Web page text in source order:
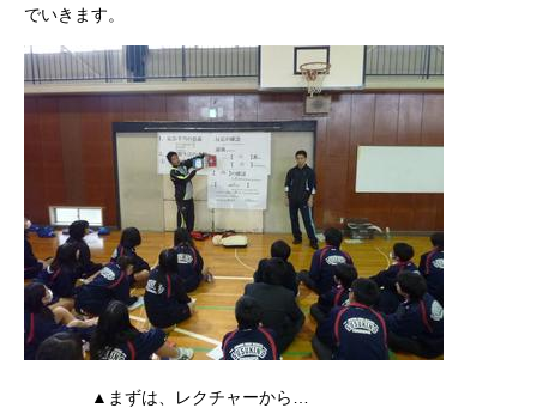
でいきます。
▲まずは、レクチャーから…